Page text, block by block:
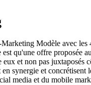
Modèle avec
qu'une offre proposée
et non pas juxtaposés
synergie et
media et du mobile